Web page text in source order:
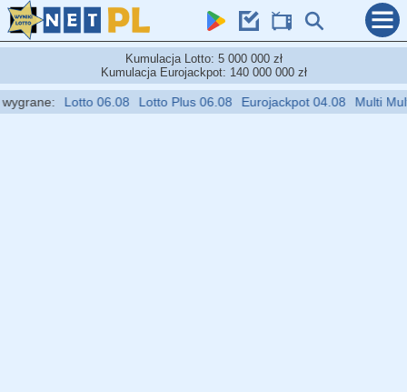
Kumulacja Lotto: 5 000 000 zł
Kumulacja Eurojackpot: 140 000 000 zł
Lotto 06.08 Lotto Plus 06.08 Eurojackpot 04.08 Multi Multi